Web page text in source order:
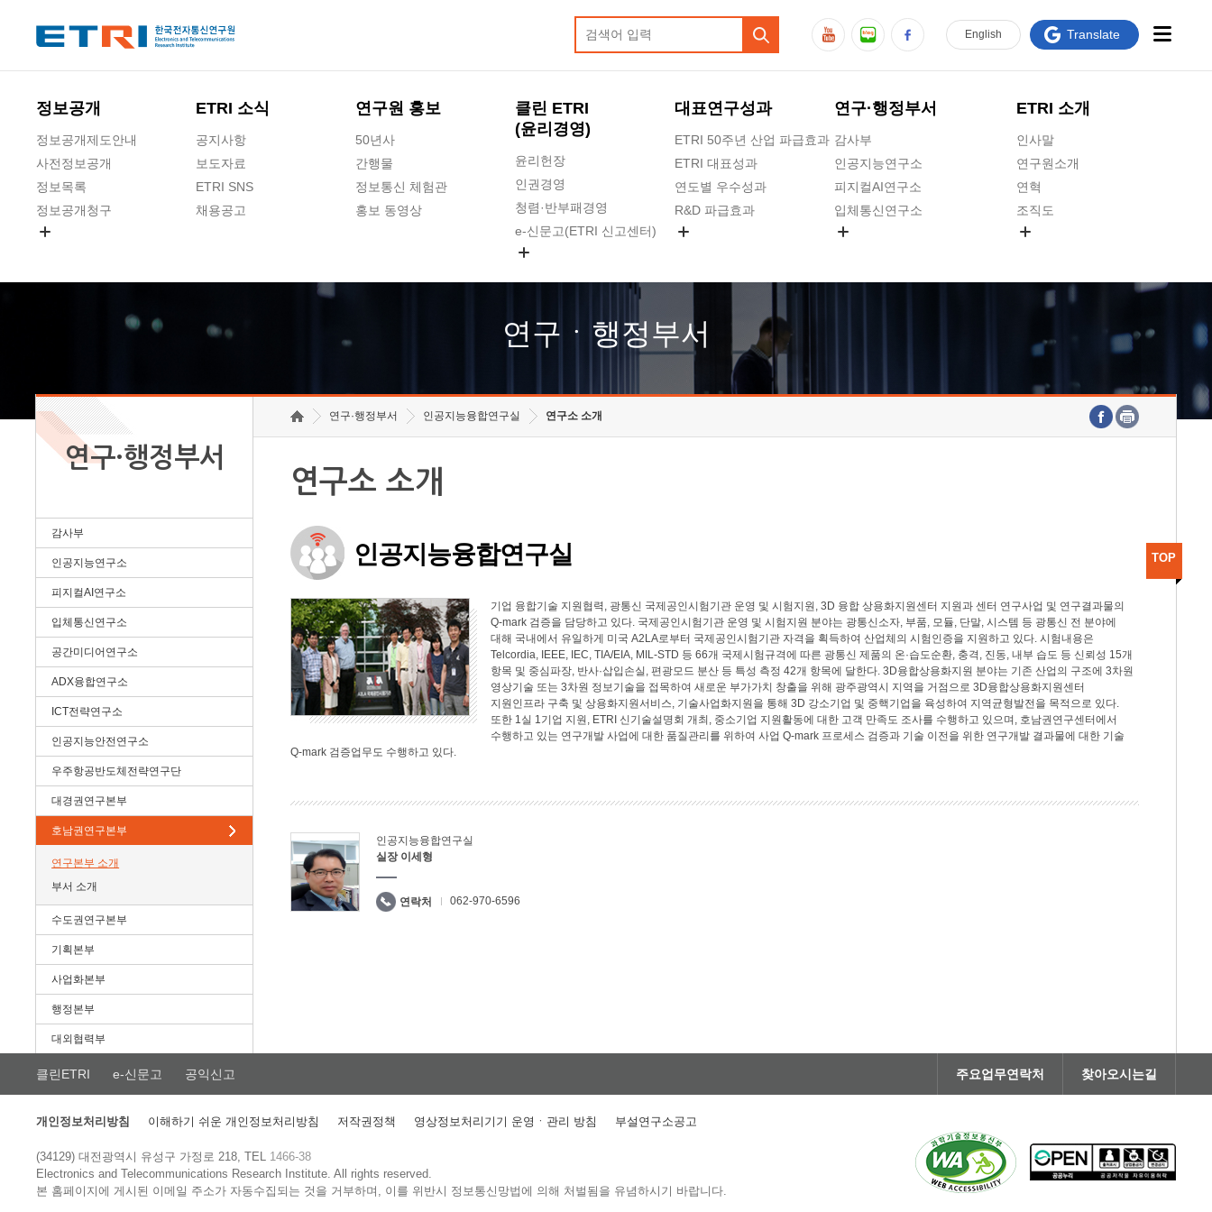
정보공개
정보공개제도안내
사전정보공개
정보목록
정보공개청구
ETRI 소식
공지사항
보도자료
ETRI SNS
채용공고
연구원 홍보
50년사
간행물
정보통신 체험관
홍보 동영상
클린 ETRI
(윤리경영)
윤리헌장
인권경영
청렴·반부패경영
e-신문고(ETRI 신고센터)
고객의소리
수의계약 현황
대표연구성과
ETRI 50주년 산업 파급효과
ETRI 대표성과
연도별 우수성과
R&D 파급효과
연구·행정부서
감사부
인공지능연구소
피지컬AI연구소
입체통신연구소
호남권연구본부
기획본부
ETRI 소개
인사말
연구원소개
연혁
조직도
연구원 고객헌장
주요업무연락처
English Translate
연구ㆍ행정부서
연구·행정부서
감사부
인공지능연구소
피지컬AI연구소
입체통신연구소
공간미디어연구소
ADX융합연구소
ICT전략연구소
인공지능안전연구소
우주항공반도체전략연구단
대경권연구본부
호남권연구본부
연구본부 소개
부서 소개
수도권연구본부
기획본부
사업화본부
행정본부
대외협력부
연구·행정부서 인공지능융합연구실 연구소 소개
연구소 소개
인공지능융합연구실
기업 융합기술 지원협력, 광통신 국제공인시험기관 운영 및 시험지원, 3D 융합 상용화지원센터 지원과 센터 연구사업 및 연구결과물의
Q-mark 검증을 담당하고 있다. 국제공인시험기관 운영 및 시험지원 분야는 광통신소자, 부품, 모듈, 단말, 시스템 등 광통신 전 분야에
대해 국내에서 유일하게 미국 A2LA로부터 국제공인시험기관 자격을 획득하여 산업체의 시험인증을 지원하고 있다. 시험내용은
Telcordia, IEEE, IEC, TIA/EIA, MIL-STD 등 66개 국제시험규격에 따른 광통신 제품의 온·습도순환, 충격, 진동, 내부 습도 등 신뢰성 15개
항목 및 중심파장, 반사·삽입손실, 편광모드 분산 등 특성 측정 42개 항목에 달한다. 3D융합상용화지원 분야는 기존 산업의 구조에 3차원
영상기술 또는 3차원 정보기술을 접목하여 새로운 부가가치 창출을 위해 광주광역시 지역을 거점으로 3D융합상용화지원센터
지원인프라 구축 및 상용화지원서비스, 기술사업화지원을 통해 3D 강소기업 및 중핵기업을 육성하여 지역균형발전을 목적으로 있다.
또한 1실 1기업 지원, ETRI 신기술설명회 개최, 중소기업 지원활동에 대한 고객 만족도 조사를 수행하고 있으며, 호남권연구센터에서
수행하고 있는 연구개발 사업에 대한 품질관리를 위하여 사업 Q-mark 프로세스 검증과 기술 이전을 위한 연구개발 결과물에 대한 기술
Q-mark 검증업무도 수행하고 있다.
인공지능융합연구실
실장 이세형
연락처 062-970-6596
TOP
클린ETRI e-신문고 공익신고 주요업무연락처 찾아오시는길
개인정보처리방침 이해하기 쉬운 개인정보처리방침 저작권정책 영상정보처리기기 운영ㆍ관리 방침 부설연구소공고
(34129) 대전광역시 유성구 가정로 218, TEL 1466-38
Electronics and Telecommunications Research Institute.All rights reserved.
본 홈페이지에 게시된 이메일 주소가 자동수집되는 것을 거부하며, 이를 위반시 정보통신망법에 의해 처벌됨을 유념하시기 바랍니다.